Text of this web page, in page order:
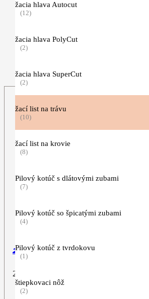
(5)
TIMBERSPORTS, hračky a predmety
2-zub, 230 mm
22,90
ZOBRAZIŤ VIAC
žacia hlava Autocut
(12)
žacia hlava PolyCut
(2)
žacia hlava SuperCut
(2)
žací list na trávu
(10)
žací list na krovie
(8)
Pilový kotúč s dlátovými zubami
(7)
Pilový kotúč so špicatými zubami
(4)
Pilový kotúč z tvrdokovu
(1)
štiepkovaci nôž
(2)